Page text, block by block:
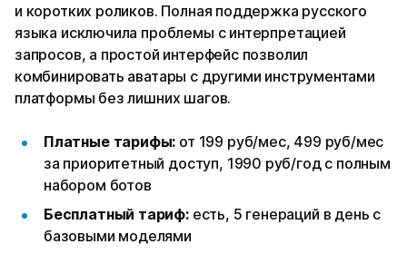
и коротких роликов. Полная поддержка русского
языка исключила проблемы с интерпретацией
запросов, а простой интерфейс позволил
комбинировать аватары с другими инструментами
платформы без лишних шагов.​
Платные тарифы: от 199 руб/мес, 499 руб/мес
за приоритетный доступ, 1990 руб/год с полным
набором ботов
Бесплатный тариф:есть, 5 генераций в день с
базовыми моделями